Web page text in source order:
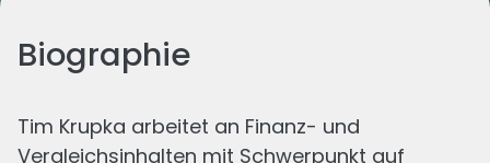
Biographie
Tim Krupka arbeitet an Finanz- und
Vergleichsinhalten mit Schwerpunkt auf